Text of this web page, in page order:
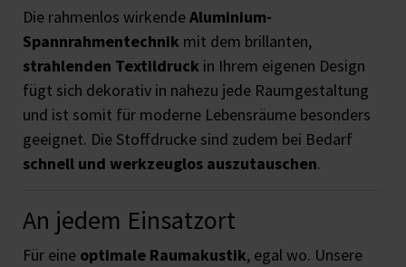
Die rahmenlos wirkendeAluminium-
Spannrahmentechnik mit dem brillanten,
strahlenden Textildruck in Ihrem eigenen Design
fügt sich dekorativ in nahezu jede Raumgestaltung
und ist somit für moderne Lebensräume besonders
geeignet. Die Stoffdrucke sind zudem bei Bedarf
schnell und werkzeuglos auszutauschen.
An jedem Einsatzort
Für eine optimale Raumakustik, egal wo. Unsere